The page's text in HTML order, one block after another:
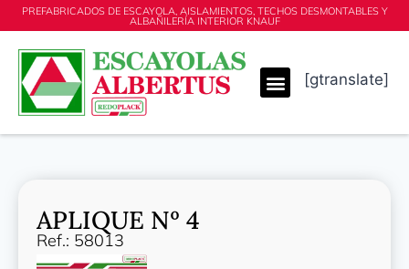
PREFABRICADOS DE ESCAYOLA, AISLAMIENTOS, TECHOS DESMONTABLES Y
ALBAÑILERÍA INTERIOR KNAUF
[gtranslate]
APLIQUE Nº 4
Ref.: 58013